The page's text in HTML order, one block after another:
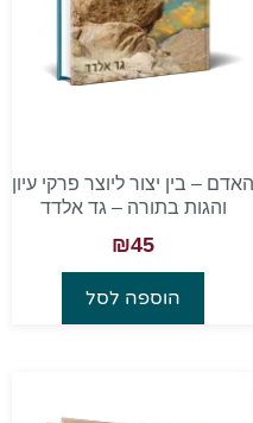
האדם – בין יצור ליוצר פרקי עיון
והגות בתורה – גד אלדד
₪45
הוספה לסל